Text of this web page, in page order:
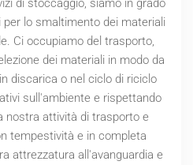
di stoccaggio, siamo in grado
lo smaltimento dei materiali
Ci occupiamo del trasporto,
dei materiali in modo da
discarica o nel ciclo di riciclo
sull'ambiente e rispettando
nostra attività di trasporto e
tempestività e in completa
attrezzatura all'avanguardia e